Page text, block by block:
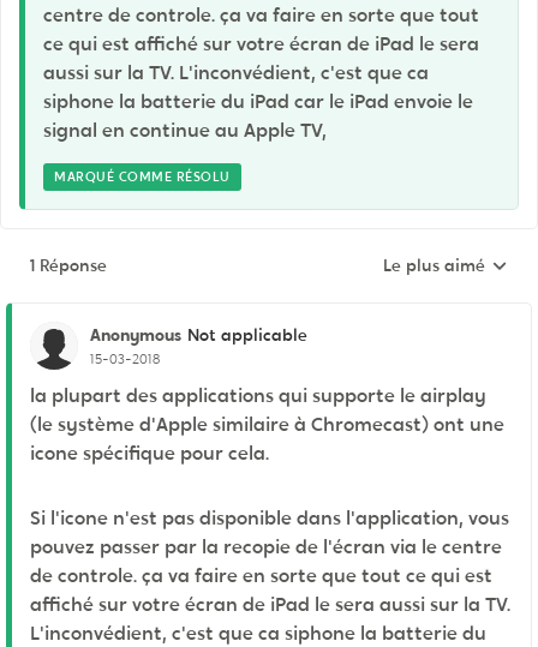
centre de controle. ça va faire en sorte que tout
ce qui est affiché sur votre écran de iPad le sera
aussi sur la TV. L'inconvédient, c'est que ca
siphone la batterie du iPad car le iPad envoie le
signal en continue au Apple TV,
MARQUÉ COMME RÉSOLU
1 Réponse Réponses triées
Le plus aimé
Anonymous Not applicable
15-03-2018
la plupart des applications qui supporte le airplay
(le système d'Apple similaire à Chromecast) ont une
icone spécifique pour cela.
Si l'icone n'est pas disponible dans l'application, vous
pouvez passer par la recopie de l'écran via le centre
de controle. ça va faire en sorte que tout ce qui est
affiché sur votre écran de iPad le sera aussi sur la TV.
L'inconvédient, c'est que ca siphone la batterie du